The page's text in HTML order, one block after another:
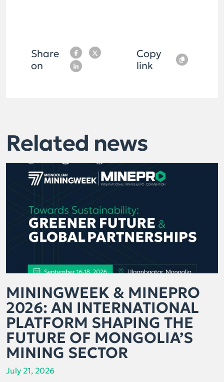
Share
on
Copy
link
Related news
MININGWEEK & MINEPRO
2026: AN INTERNATIONAL
PLATFORM SHAPING THE
FUTURE OF MONGOLIA’S
MINING SECTOR
July 21, 2026